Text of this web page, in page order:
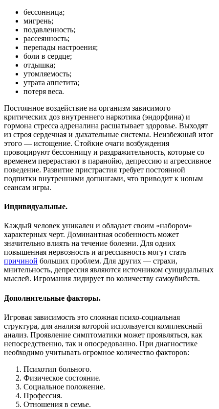
бессонница;
мигрень;
подавленность;
рассеянность;
перепады настроения;
боли в сердце;
отдышка;
утомляемость;
утрата аппетита;
потеря веса.
Постоянное воздействие на организм зависимого
критических доз внутреннего наркотика (эндорфина) и
гормона стресса адреналина расшатывает здоровье. Выходят
из строя сердечная и дыхательные системы. Неизбежный итог
этого — истощение. Стойкие очаги возбуждения
провоцируют бессонницу и раздражительность, которые со
временем перерастают в паранойю, депрессию и агрессивное
поведение. Развитие пристрастия требует постоянной
подпитки внутренними допингами, что приводит к новым
сеансам игры.
Индивидуальные.
Каждый человек уникален и обладает своим «набором»
характерных черт. Доминантная особенность может
значительно влиять на течение болезни. Для одних
повышенная нервозность и агрессивность могут стать
причиной больших проблем. Для других — страхи,
мнительность, депрессия являются источником суицидальных
мыслей. Игромания лидирует по количеству самоубийств.
Дополнительные факторы.
Игровая зависимость это сложная психо-социальная
структура, для анализа которой используется комплексный
анализ. Проявление симптоматики может проявляться, как
непосредственно, так и опосредованно. При диагностике
необходимо учитывать огромное количество факторов:
Психотип больного.
Физическое состояние.
Социальное положение.
Профессия.
Отношения в семье.